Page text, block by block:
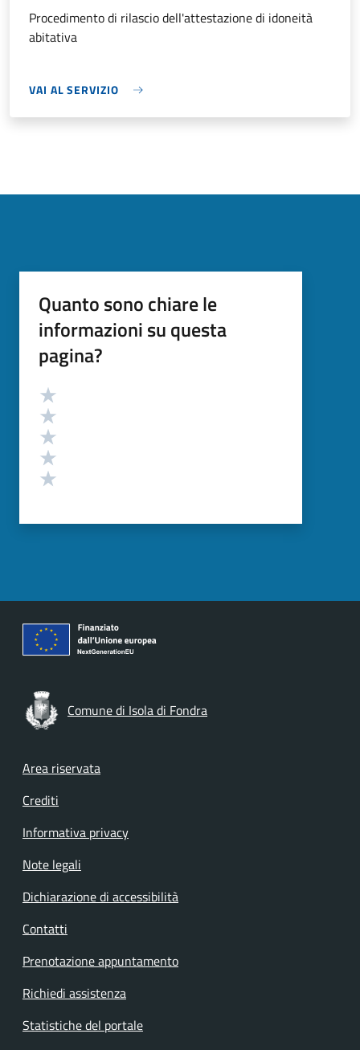
Procedimento di rilascio dell'attestazione di idoneità
abitativa
VAI AL SERVIZIO
Quanto sono chiare le
informazioni su questa
pagina?
Valutazione
Comune di Isola di Fondra
Footer menu
Area riservata
Crediti
Informativa privacy
Note legali
Dichiarazione di accessibilità
Contatti
Prenotazione appuntamento
Richiedi assistenza
Statistiche del portale